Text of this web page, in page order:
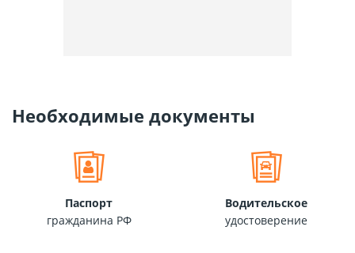
Необходимые документы
Паспорт
гражданина РФ
Водительское
удостоверение